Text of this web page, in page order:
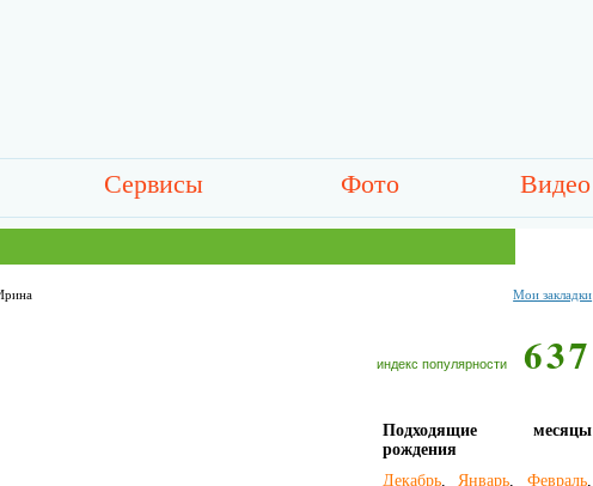
Сервисы Фото Видео
Мои закладки
индекс популярности 637
Подходящие месяцы
рождения
Декабрь,Январь, Февраль,